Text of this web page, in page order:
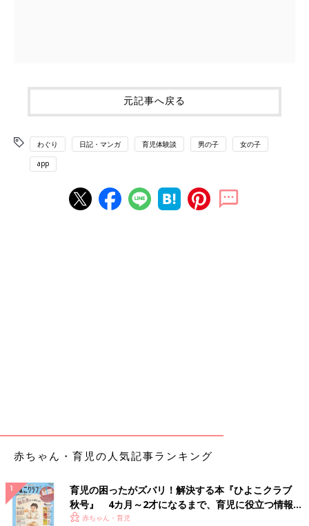
元記事へ戻る
わぐり 日記・マンガ 育児体験談 男の子 女の子
app
赤ちゃん・育児の人気記事ランキング
育児の困ったがズバリ！解決する本『ひよこクラブ
秋号』 4カ月～2才になるまで、育児に役立つ情報が
いっぱい！
赤ちゃん・育児